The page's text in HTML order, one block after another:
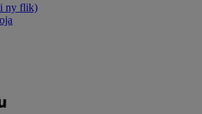
i ny flik)